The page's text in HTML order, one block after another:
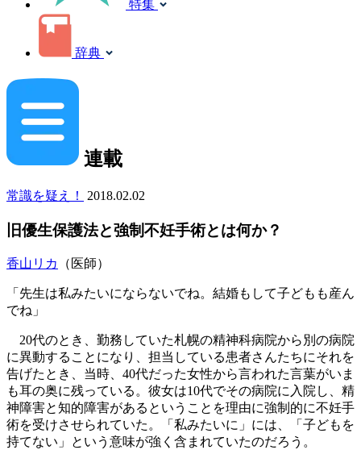
特集
辞典
連載
常識を疑え！ 2018.02.02
旧優生保護法と強制不妊手術とは何か？
香山リカ （医師）
「先生は私みたいにならないでね。結婚もして子どもも産ん
でね」
20代のとき、勤務していた札幌の精神科病院から別の病院
に異動することになり、担当している患者さんたちにそれを
告げたとき、当時、40代だった女性から言われた言葉がいま
も耳の奥に残っている。彼女は10代でその病院に入院し、精
神障害と知的障害があるということを理由に強制的に不妊手
術を受けさせられていた。「私みたいに」には、「子どもを
持てない」という意味が強く含まれていたのだろう。